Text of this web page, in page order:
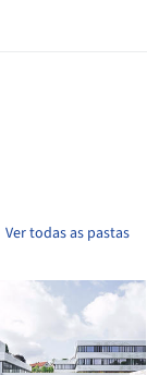
Ver todas as pastas